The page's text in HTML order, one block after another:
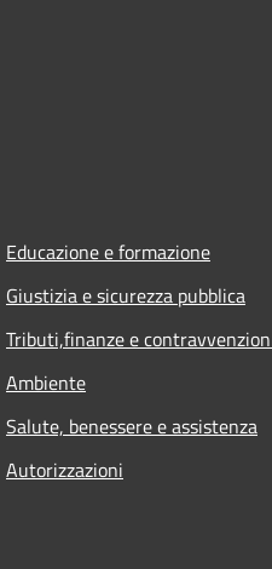
Educazione e formazione
Giustizia e sicurezza pubblica
Tributi,finanze e
Ambiente
Salute, benessere e assistenza
Autorizzazioni